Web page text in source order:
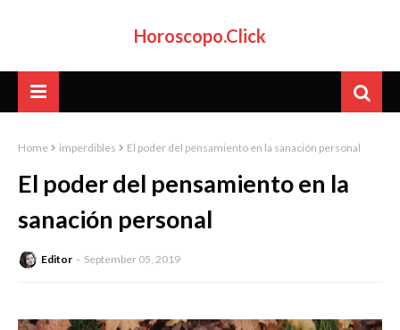
Horoscopo.Click
Home imperdibles El poder del pensamiento en la sanación personal
El poder del pensamiento en la
sanación personal
Editor September 05, 2019